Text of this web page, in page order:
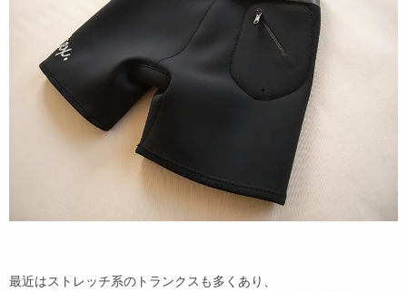
最近はストレッチ系のトランクスも多くあり、